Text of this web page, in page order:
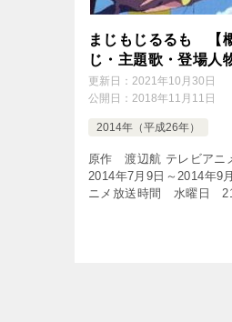
まじもじるるも 【
じ・主題歌・登場人
更新日： 2021年10月30日
公開日： 2018年11月11日
2014年（平成26年）
原作 渡辺航 テレビアニ
2014年7月9日～2014年9
ニメ放送時間 水曜日
30分 放送局 AT-X 話数